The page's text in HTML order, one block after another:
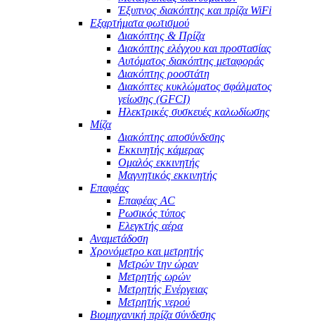
Έξυπνος διακόπτης και πρίζα WiFi
Εξαρτήματα φωτισμού
Διακόπτης & Πρίζα
Διακόπτης ελέγχου και προστασίας
Αυτόματος διακόπτης μεταφοράς
Διακόπτης ροοστάτη
Διακόπτες κυκλώματος σφάλματος
γείωσης (GFCI)
Ηλεκτρικές συσκευές καλωδίωσης
Μίζα
Διακόπτης αποσύνδεσης
Εκκινητής κάμερας
Ομαλός εκκινητής
Μαγνητικός εκκινητής
Επαφέας
Επαφέας AC
Ρωσικός τύπος
Ελεγκτής αέρα
Αναμετάδοση
Χρονόμετρο και μετρητής
Μετρών την ώραν
Μετρητής ωρών
Μετρητής Ενέργειας
Μετρητής νερού
Βιομηχανική πρίζα σύνδεσης